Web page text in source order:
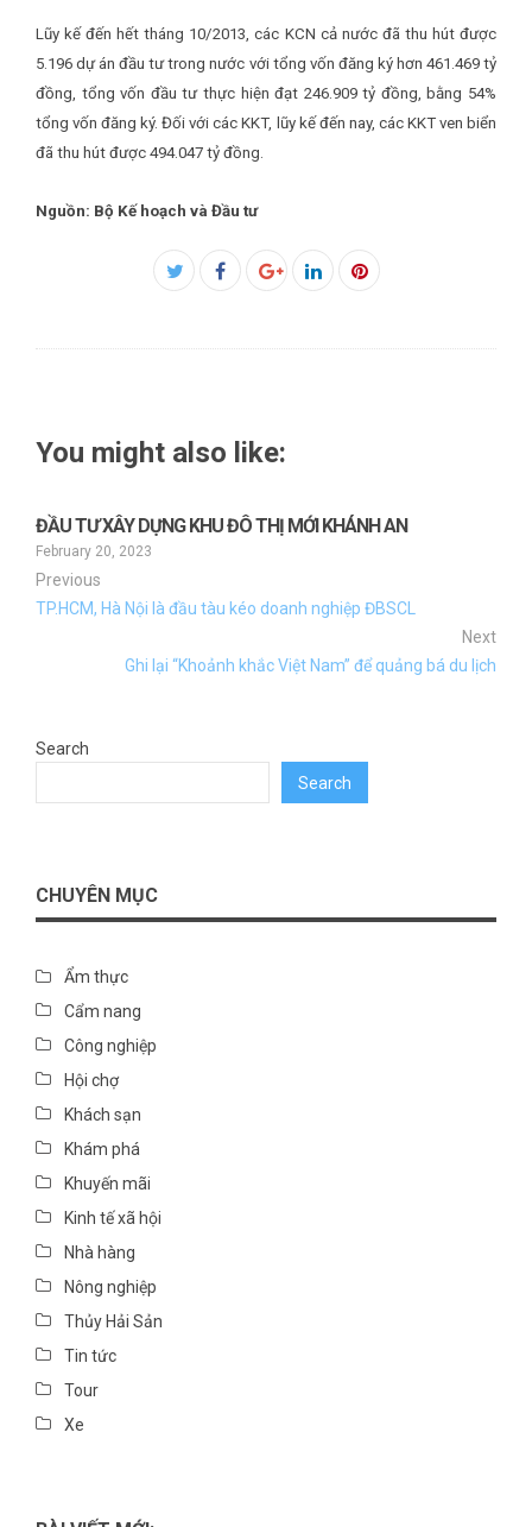
Lũy kế đến hết tháng 10/2013, các KCN cả nước đã thu hút được
5.196 dự án đầu tư trong nước với tổng vốn đăng ký hơn 461.469 tỷ
đồng, tổng vốn đầu tư thực hiện đạt 246.909 tỷ đồng, bằng 54%
tổng vốn đăng ký. Đối với các KKT, lũy kế đến nay, các KKT ven biển
đã thu hút được 494.047 tỷ đồng.
Nguồn: Bộ Kế hoạch và Đầu tư
Twitter
Facebook
Google+LinkedInPinterest
You might also like:
ĐẦU TƯ XÂY DỰNG KHU ĐÔ THỊ MỚI KHÁNH AN
February 20, 2023
Previous
TP.HCM, Hà Nội là đầu tàu kéo doanh nghiệp ĐBSCL
Next
Ghi lại “Khoảnh khắc Việt Nam” để quảng bá du lịch
Search
Search
CHUYÊN MỤC
Ẩm thực
Cẩm nang
Công nghiệp
Hội chợ
Khách sạn
Khám phá
Khuyến mãi
Kinh tế xã hội
Nhà hàng
Nông nghiệp
Thủy Hải Sản
Tin tức
Tour
Xe